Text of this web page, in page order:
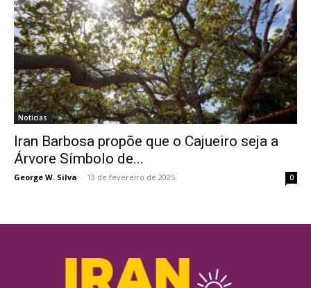
Notícias
Iran Barbosa propõe que o Cajueiro seja a
Árvore Símbolo de...
George W. Silva - 13 de fevereiro de 2025 0